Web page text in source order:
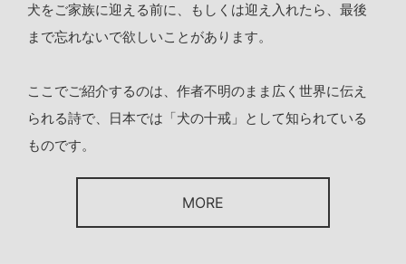
犬をご家族に迎える前に、もしくは迎え入れたら、最後
まで忘れないで欲しいことがあります。
ここでご紹介するのは、作者不明のまま広く世界に伝え
られる詩で、日本では「犬の十戒」として知られている
ものです。
MORE